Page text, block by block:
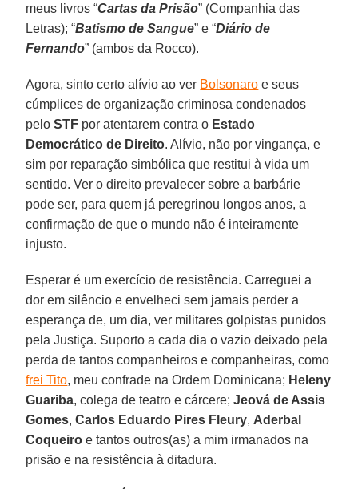
meus livros “Cartas da Prisão” (Companhia das
Letras); “Batismo de Sangue” e “Diário de
Fernando” (ambos da Rocco).
Agora, sinto certo alívio ao ver Bolsonaro e seus
cúmplices de organização criminosa condenados
peloSTF por atentarem contra o Estado
Democrático de Direito. Alívio, não por vingança, e
sim por reparação simbólica que restitui à vida um
sentido. Ver o direito prevalecer sobre a barbárie
pode ser, para quem já peregrinou longos anos, a
confirmação de que o mundo não é inteiramente
injusto.
Esperar é um exercício de resistência. Carreguei a
dor em silêncio e envelheci sem jamais perder a
esperança de, um dia, ver militares golpistas punidos
pela Justiça. Suporto a cada dia o vazio deixado pela
perda de tantos companheiros e companheiras, como
frei Tito, meu confrade na Ordem Dominicana; Heleny
Guariba, colega de teatro e cárcere;Jeová de Assis
Gomes, Carlos Eduardo Pires Fleury, Aderbal
Coqueiro e tantos outros(as) a mim irmanados na
prisão e na resistência à ditadura.